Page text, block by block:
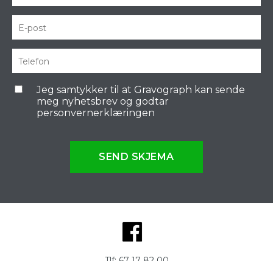
Jeg samtykker til at Gravograph kan sende
meg nyhetsbrev og godtar
personvernerklæringen
SEND SKJEMA